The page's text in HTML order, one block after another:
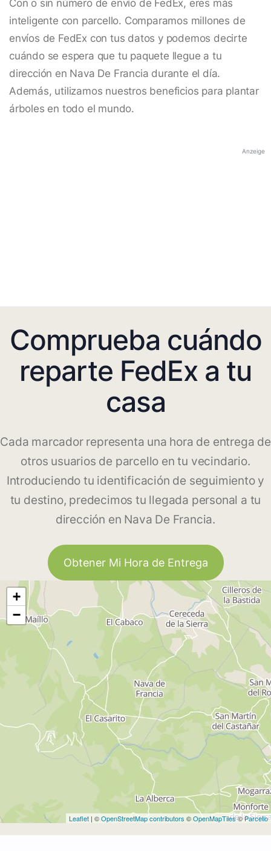
Con o sin número de envío de FedEx, eres más
inteligente con parcello. Comparamos millones de
envíos de FedEx con tus datos y podemos decirte
cuándo se espera que tu paquete llegue a tu
dirección en Nava De Francia durante el día.
Además, utilizamos nuestros beneficios para plantar
árboles en todo el mundo.
Anzeige
Comprueba cuándo
reparte FedEx a tu
casa
Cada marcador representa una hora de entrega de
otros usuarios de parcello en tu vecindario.
Introduciendo tu identificación de seguimiento y
tu destino, predecimos tu llegada personal a tu
dirección en Nava De Francia.
Obtener Mi Hora de Entrega
+
−
Leaflet | ©OpenStreetMap contributors ©OpenMapTiles©Parcello